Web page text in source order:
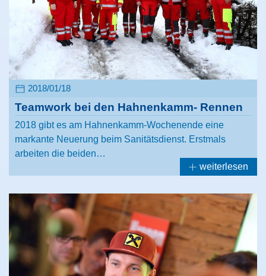
2018/01/18
Teamwork bei den Hahnenkamm- Rennen
2018 gibt es am Hahnenkamm-Wochenende eine
markante Neuerung beim Sanitätsdienst. Erstmals
arbeiten die beiden…
weiterlesen